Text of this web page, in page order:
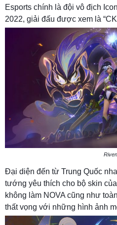
Esports chính là đội vô địch
2022, giải đấu được xem là
Riven
Đại diện đến từ Trung Quốc
tướng yêu thích cho bộ skin
không làm NOVA cũng như
thất vọng với những hình ảnh